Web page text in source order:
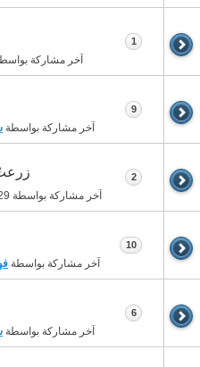
آخر مشاركة
1
آخر مشاركة بواسطة
9
آخر مشاركة بواسطة
2
آخر مشاركة بواسطة
10
آخر مشاركة بواسطة
6